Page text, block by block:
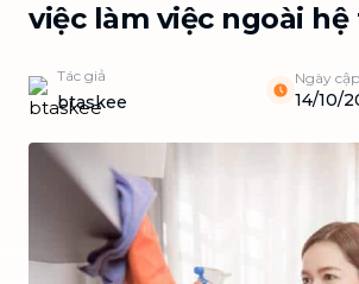
việc làm việc ngoài
Tác giả
btaskee
Ngày
14/10/